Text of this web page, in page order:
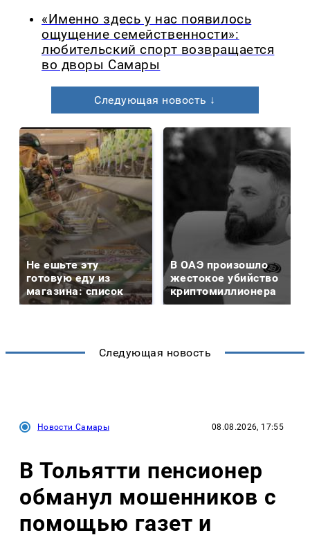
«Именно здесь у нас появилось
ощущение семейственности»:
любительский спорт возвращается
во дворы Самары
Следующая новость ↓
Не ешьте эту
готовую еду из
магазина: список
В ОАЭ произошло
жестокое убийство
криптомиллионера
Следующая новость
Новости Самары 08.08.2026, 17:55
В Тольятти пенсионер
обманул мошенников с
помощью газет и